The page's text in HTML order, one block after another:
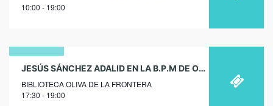
2019
10:00 - 19:00
28
febrero
2018
JESÚS SÁNCHEZ ADALID EN LA B.P.M DE OLIVA DE LA FRONTERA
BIBLIOTECA OLIVA DE LA FRONTERA
17:30 - 19:00